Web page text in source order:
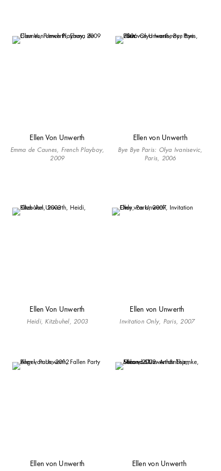
Ellen Von Unwerth
Emma de Caunes, French Playboy,
2009
Ellen von Unwerth
Bye Bye Paris: Olya Ivanisevic,
Paris, 2006
Ellen Von Unwerth
Heidi, Kitzbuhel, 2003
Ellen von Unwerth
Invitation Only, Paris, 2007
Ellen von Unwerth Ellen von Unwerth